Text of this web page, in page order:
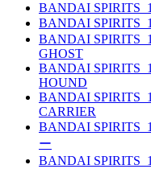
BANDAI
BANDAI
BANDAI
GHOST
BANDAI
HOUND
BANDAI
CARRIER
BANDAI
ー
BANDAI